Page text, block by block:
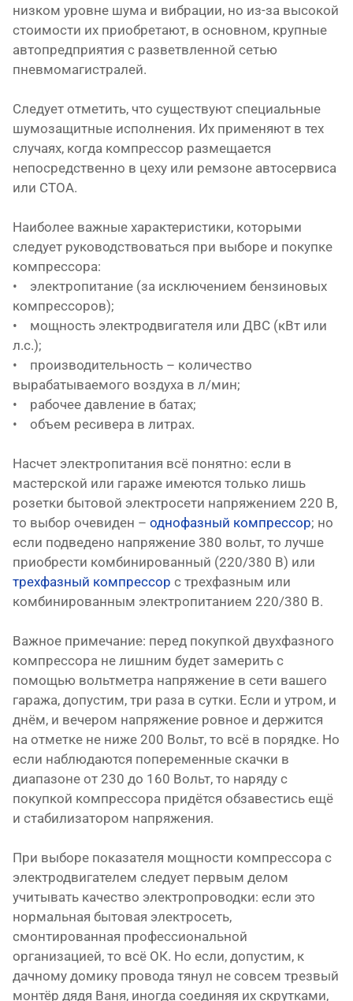
низком уровне шума и вибрации, но из-за высокой
стоимости их приобретают, в основном, крупные
автопредприятия с разветвленной сетью
пневмомагистралей.
Следует отметить, что существуют специальные
шумозащитные исполнения. Их применяют в тех
случаях, когда компрессор размещается
непосредственно в цеху или ремзоне автосервиса
или СТОА.
Наиболее важные характеристики, которыми
следует руководствоваться при выборе и покупке
компрессора:
• электропитание (за исключением бензиновых
компрессоров);
• мощность электродвигателя или ДВС (кВт или
л.с.);
• производительность – количество
вырабатываемого воздуха в л/мин;
• рабочее давление в батах;
• объем ресивера в литрах.
Насчет электропитания всё понятно: если в
мастерской или гараже имеются только лишь
розетки бытовой электросети напряжением 220 В,
то выбор очевиден – однофазный компрессор; но
если подведено напряжение 380 вольт, то лучше
приобрести комбинированный (220/380 В) или
трехфазный компрессор с трехфазным или
комбинированным электропитанием 220/380 В.
Важное примечание: перед покупкой двухфазного
компрессора не лишним будет замерить с
помощью вольтметра напряжение в сети вашего
гаража, допустим, три раза в сутки. Если и утром, и
днём, и вечером напряжение ровное и держится
на отметке не ниже 200 Вольт, то всё в порядке. Но
если наблюдаются попеременные скачки в
диапазоне от 230 до 160 Вольт, то наряду с
покупкой компрессора придётся обзавестись ещё
и стабилизатором напряжения.
При выборе показателя мощности компрессора с
электродвигателем следует первым делом
учитывать качество электропроводки: если это
нормальная бытовая электросеть,
смонтированная профессиональной
организацией, то всё ОК. Но если, допустим, к
дачному домику провода тянул не совсем трезвый
монтёр дядя Ваня, иногда соединяя их скрутками,